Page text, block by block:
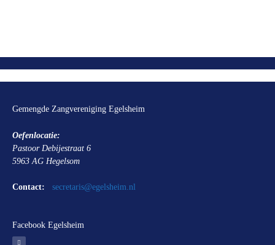
Gemengde Zangvereniging Egelsheim
Oefenlocatie:
Pastoor Debijestraat 6
5963 AG Hegelsom
Contact: secretaris@egelsheim.nl
Facebook Egelsheim